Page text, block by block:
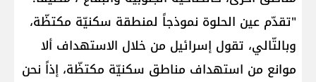
"تقدّم عين الحلوة نموذجاً لمنطقة سكنيّة مكتظّة،
وبالتّالي، تقول إسرائيل من خلال الاستهداف ألا
موانع من استهداف مناطق سكنيّة مكتظّة، إذاً نحن